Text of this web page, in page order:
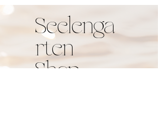
Seelenga
rten
Shop